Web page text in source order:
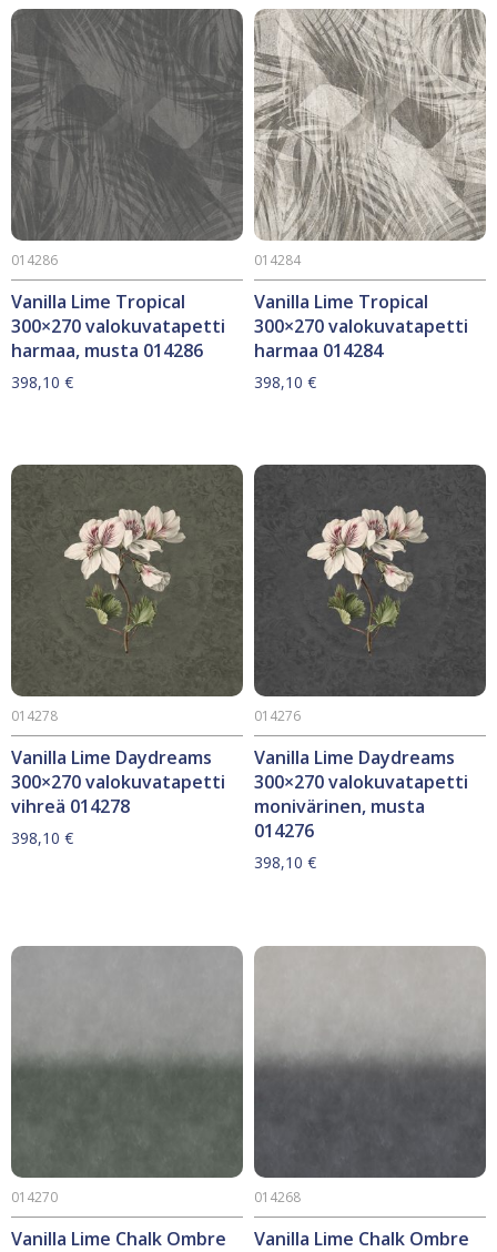
Vanilla Lime Tropical
300×270 valokuvatapetti
harmaa, musta 014286
014286
398,10 €
Vanilla Lime Tropical
300×270 valokuvatapetti
harmaa 014284
014284
398,10 €
Vanilla Lime Daydreams
300×270 valokuvatapetti
vihreä 014278
014278
398,10 €
Vanilla Lime Daydreams
300×270 valokuvatapetti
monivärinen, musta
014276
014276
398,10 €
Vanilla Lime Chalk Ombre
014270
Vanilla Lime Chalk Ombre
014268